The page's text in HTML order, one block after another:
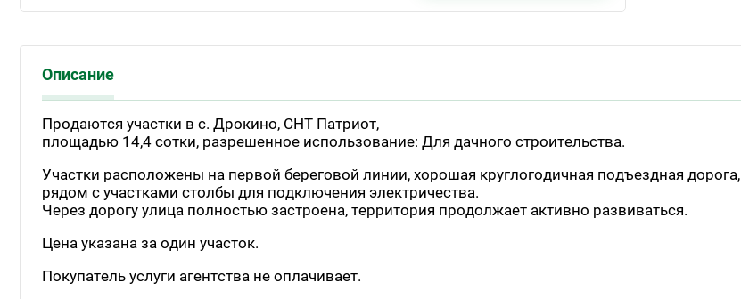
Описание
Продаются участки в с. Дрокино, СНТ Патриот,
площадью 14,4 сотки, разрешенное использование: Для дачного строительства.
Участки расположены на первой береговой линии, хорошая круглогодичная подъездная дорога,
рядом с участками столбы для подключения электричества.
Через дорогу улица полностью застроена, территория продолжает активно развиваться.
Цена указана за один участок.
Покупатель услуги агентства не оплачивает.